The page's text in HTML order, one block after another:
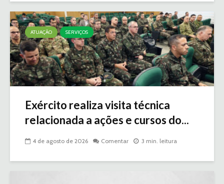
ATUAÇÃO SERVIÇOS
Exército realiza visita técnica
relacionada a ações e cursos do...
4 de agosto de 2026 Comentar 3 min. leitura